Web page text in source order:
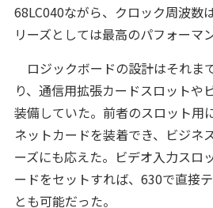
68LC040ながら、クロック周波数
リーズとしては最高のパフォーマ
ロジックボードの設計はそれま
り、通信用拡張カードスロットや
装備していた。前者のスロット用
ネットカードを装着でき、ビジネ
ーズにも応えた。ビデオ入力スロ
ードをセットすれば、630で直接
とも可能だった。